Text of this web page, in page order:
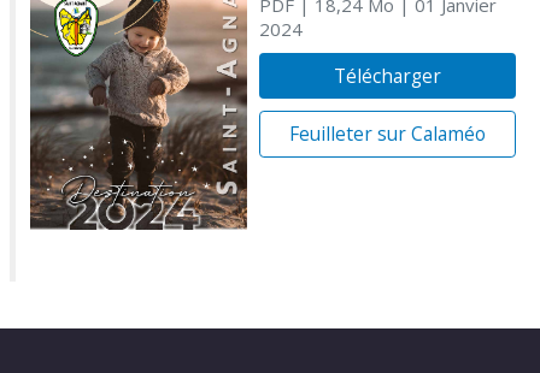
PDF| 18,24 Mo | 01 Janvier
2024
Télécharger
Feuilleter sur Calaméo